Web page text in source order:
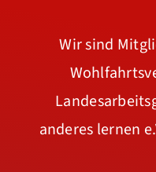
Wir sind
anderes lernen